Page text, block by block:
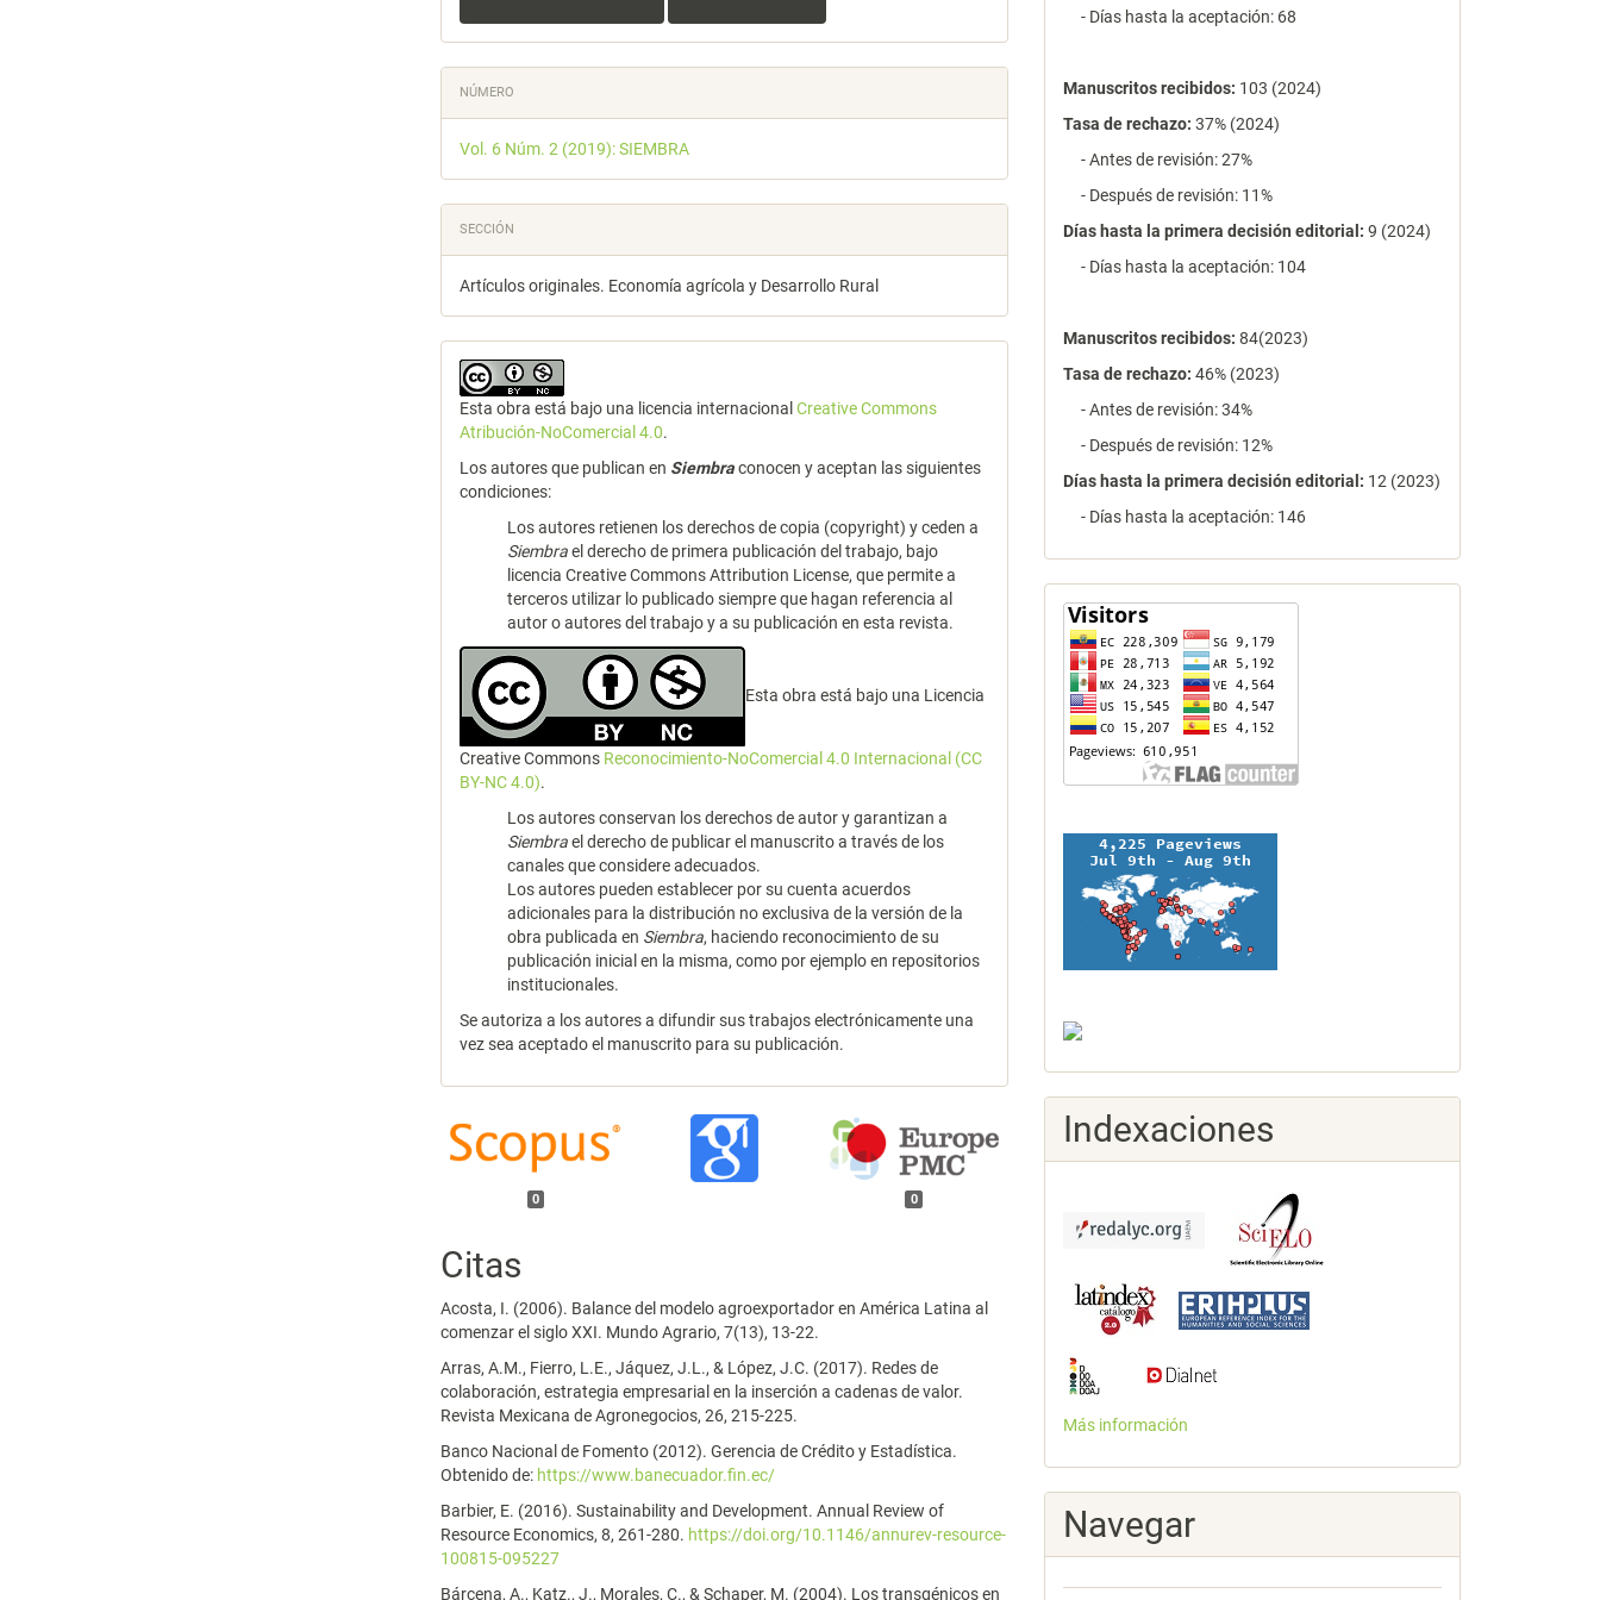
NÚMERO
Vol. 6 Núm. 2 (2019): SIEMBRA
SECCIÓN
Artículos originales. Economía agrícola y Desarrollo Rural
Esta obra está bajo una licencia internacionalCreative Commons
Atribución-NoComercial 4.0.
Los autores que publican en Siembraconocen y aceptan las siguientes
condiciones:
Los autores retienen los derechos de copia (copyright) y ceden a
Siembrael derecho de primera publicación del trabajo, bajo
licencia Creative Commons Attribution License, que permite a
terceros utilizar lo publicado siempre que hagan referencia al
autor o autores del trabajo y a su publicación en esta revista.
Esta obra está bajo una Licencia
Creative Commons Reconocimiento-NoComercial 4.0 Internacional (CC
BY-NC 4.0).
Los autores conservan los derechos de autor y garantizan a
Siembrael derecho de publicar el manuscrito a través de los
canales que considere adecuados.
Los autores pueden establecer por su cuenta acuerdos
adicionales para la distribución no exclusiva de la versión de la
obra publicada en Siembra, haciendo reconocimiento de su
publicación inicial en la misma, como por ejemplo en repositorios
institucionales.
Se autoriza a los autores a difundir sus trabajos electrónicamente una
vez sea aceptado el manuscrito para su publicación.
0 0
Citas
Acosta, I. (2006). Balance del modelo agroexportador en América Latina al
comenzar el siglo XXI. Mundo Agrario, 7(13), 13-22.
Arras, A.M., Fierro, L.E., Jáquez, J.L., & López, J.C. (2017). Redes de
colaboración, estrategia empresarial en la inserción a cadenas de valor.
Revista Mexicana de Agronegocios, 26, 215-225.
Banco Nacional de Fomento (2012). Gerencia de Crédito y Estadística.
Obtenido de: https://www.banecuador.fin.ec/
Barbier, E. (2016). Sustainability and Development. Annual Review of
Resource Economics, 8, 261-280. https://doi.org/10.1146/annurev-resource-
100815-095227
Bárcena, A., Katz., J., Morales, C., & Schaper, M. (2004). Los transgénicos en
- Días hasta la aceptación: 68
Manuscritos recibidos: 103 (2024)
Tasa de rechazo: 37% (2024)
- Antes de revisión: 27%
- Después de revisión: 11%
Días hasta la primera decisión editorial: 9 (2024)
- Días hasta la aceptación: 104
Manuscritos recibidos: 84(2023)
Tasa de rechazo: 46% (2023)
- Antes de revisión: 34%
- Después de revisión: 12%
Días hasta la primera decisión editorial: 12 (2023)
- Días hasta la aceptación: 146
contador
Indexaciones
Más información
Navegar